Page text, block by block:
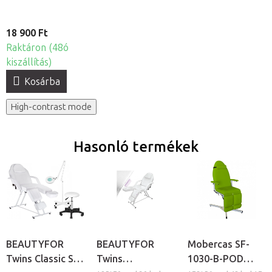
18 900 Ft
Raktáron (48ó
kiszállítás)
Kosárba
High-contrast mode
Hasonló termékek
BEAUTYFOR
Twins Classic S4
BEAUTYFOR
Twins
Mobercas SF-
1030-B-POD